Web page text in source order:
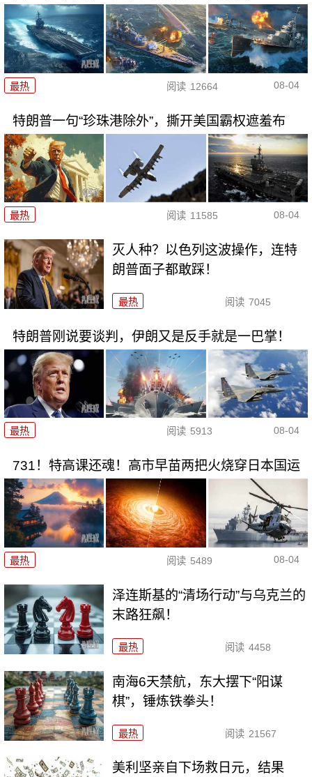
最热 阅读 12664 08-04
特朗普一句“珍珠港除外”，撕开美国霸权遮羞布
最热 阅读 11585 08-04
灭人种？以色列这波操作，连特
朗普面子都敢踩！
最热 阅读 7045
特朗普刚说要谈判，伊朗又是反手就是一巴掌！
最热 阅读 5913 08-04
731！特高课还魂！高市早苗两把火烧穿日本国运
最热 阅读 5489 08-04
泽连斯基的“清场行动”与乌克兰的
末路狂飙！
最热 阅读 4458
南海6天禁航，东大摆下“阳谋
棋”，锤炼铁拳头！
最热 阅读 21567
美利坚亲自下场救日元，结果